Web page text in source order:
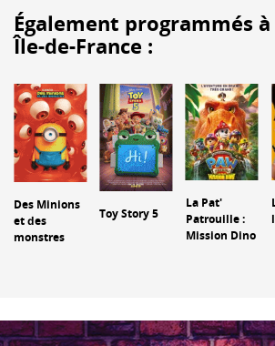
Également programmés
Île-de-France :
Des Minions
et des
monstres
Toy Story 5
La Pat'
Patrouille :
Mission Dino